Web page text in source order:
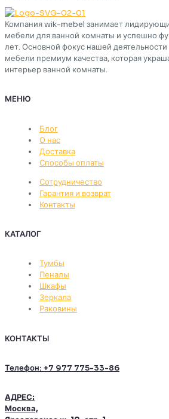
Компания wik-mebel занимает
мебели для ванной комнаты и успешно
лет. Основной фокус нашей
мебели премиум качества, которая
интерьер ванной комнаты.
МЕНЮ
Блог
О нас
Доставка
Способы оплаты
Сотрудничество
Гарантия и возврат
Контакты
КАТАЛОГ
Тумбы
Пеналы
Шкафы
Зеркала
Раковины
КОНТАКТЫ
Телефон: +7 977 775-33-86
АДРЕС:
Москва,